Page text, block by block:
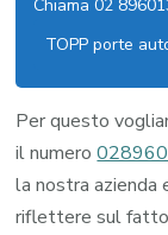
Chiama 02
TOPP porte
Per questo
il numero
la nostra azienda
riflettere sul fatto